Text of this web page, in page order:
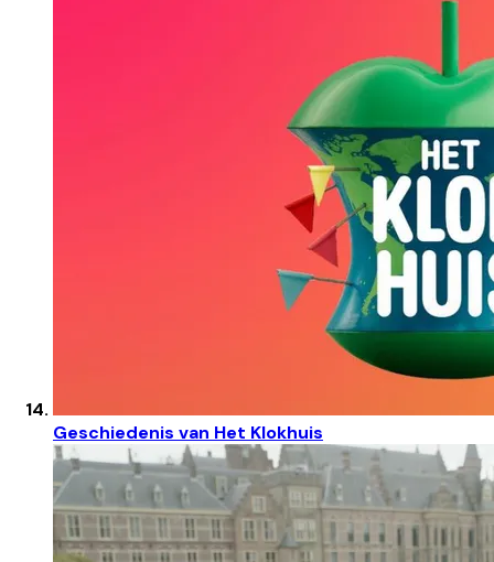
Geschiedenis van Het Klokhuis